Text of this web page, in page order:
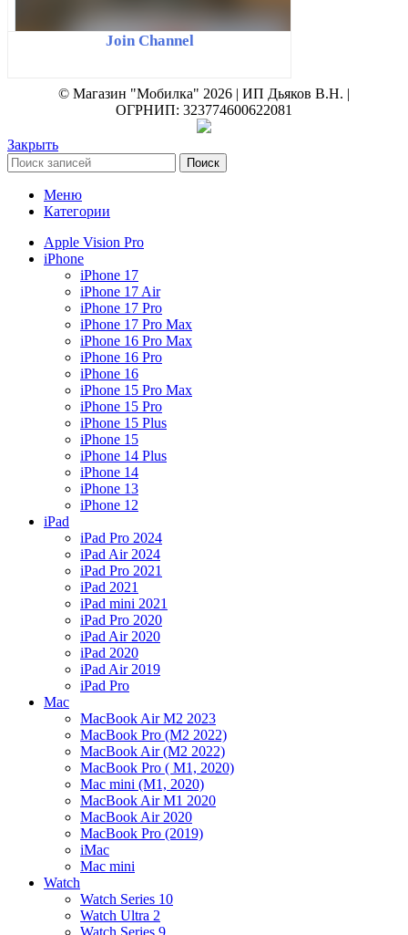
Join Channel
© Магазин "Мобилка" 2026 | ИП Дьяков В.Н. |
ОГРНИП: 323774600622081
Закрыть
Поиск
Меню
Категории
Apple Vision Pro
iPhone
iPhone 17
iPhone 17 Air
iPhone 17 Pro
iPhone 17 Pro Max
iPhone 16 Pro Max
iPhone 16 Pro
iPhone 16
iPhone 15 Pro Max
iPhone 15 Pro
iPhone 15 Plus
iPhone 15
iPhone 14 Plus
iPhone 14
iPhone 13
iPhone 12
iPad
iPad Pro 2024
iPad Air 2024
iPad Pro 2021
iPad 2021
iPad mini 2021
iPad Pro 2020
iPad Air 2020
iPad 2020
iPad Air 2019
iPad Pro
Mac
MacBook Air M2 2023
MacBook Pro (M2 2022)
MacBook Air (M2 2022)
MacBook Pro ( M1, 2020)
Mac mini (M1, 2020)
MacBook Air M1 2020
MacBook Air 2020
MacBook Pro (2019)
iMac
Mac mini
Watch
Watch Series 10
Watch Ultra 2
Watch Series 9